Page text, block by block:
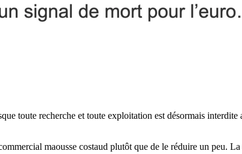
toute recherche et toute exploitation est désormais
maousse costaud plutôt que de le réduire un peu.